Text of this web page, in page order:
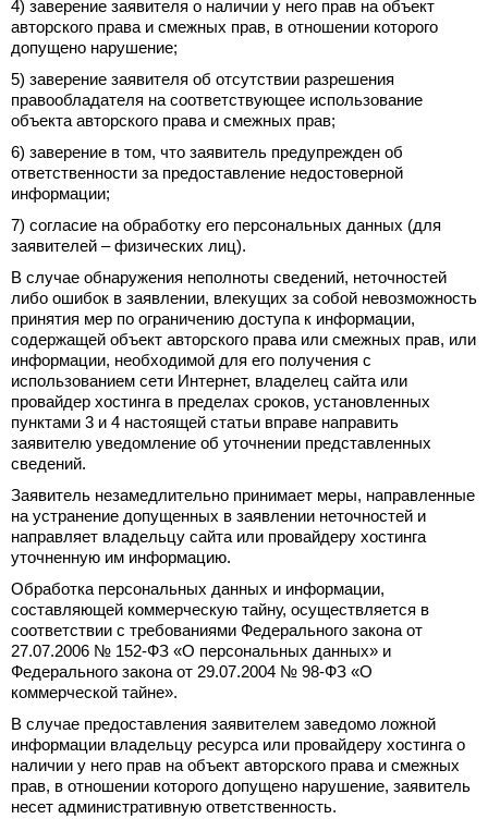
4) заверение заявителя о наличии у него прав на объект
авторского права и смежных прав, в отношении которого
допущено нарушение;
5) заверение заявителя об отсутствии разрешения
правообладателя на соответствующее использование
объекта авторского права и смежных прав;
6) заверение в том, что заявитель предупрежден об
ответственности за предоставление недостоверной
информации;
7) согласие на обработку его персональных данных (для
заявителей – физических лиц).
В случае обнаружения неполноты сведений, неточностей
либо ошибок в заявлении, влекущих за собой невозможность
принятия мер по ограничению доступа к информации,
содержащей объект авторского права или смежных прав, или
информации, необходимой для его получения с
использованием сети Интернет, владелец сайта или
провайдер хостинга в пределах сроков, установленных
пунктами 3 и 4 настоящей статьи вправе направить
заявителю уведомление об уточнении представленных
сведений.
Заявитель незамедлительно принимает меры, направленные
на устранение допущенных в заявлении неточностей и
направляет владельцу сайта или провайдеру хостинга
уточненную им информацию.
Обработка персональных данных и информации,
составляющей коммерческую тайну, осуществляется в
соответствии с требованиями Федерального закона от
27.07.2006 № 152-ФЗ «О персональных данных» и
Федерального закона от 29.07.2004 № 98-ФЗ «О
коммерческой тайне».
В случае предоставления заявителем заведомо ложной
информации владельцу ресурса или провайдеру хостинга о
наличии у него прав на объект авторского права и смежных
прав, в отношении которого допущено нарушение, заявитель
несет административную ответственность.